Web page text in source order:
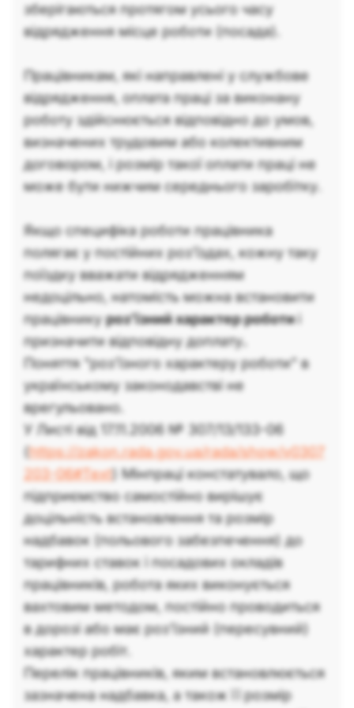
зберігаються протягом усього часу
відрядження місце роботи (посада).
Працівникам, які направлені у службове
відрядження, оплата праці за виконану
роботу здійснюється відповідно до умов,
визначених трудовим або колективним
договором, і розмір такої оплати праці не
може бути нижчим середнього заробітку.
Якщо специфіка роботи працівника
полягає у постійних роз’їздах, кожну таку
поїздку вважати відрядженням
недоцільно, натомість можна встановити
працівникуроз’їзний характер роботиі
призначити відповідну доплату.
Поняття "роз’їзного характеру роботи" в
українському законодавстві не
врегульовано.
У Листі від 17.11.2006 № 307/13/133-06
(https://zakon.rada.gov.ua/rada/show/v0307
203-06#Text) Мінпраці констатувало, що
підприємство самостійно вирішує
доцільність встановлення та розмір
надбавок (польового забезпечення) до
тарифних ставок і посадових окладів
працівників, робота яких виконується
вахтовим методом, постійно проводиться
в дорозі або має роз'їзний (пересувний)
характер робіт.
Перелік працівників, яким встановлюється
зазначена надбавка, а також її розмір